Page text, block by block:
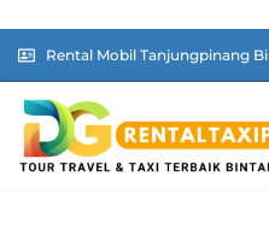
Rental Mobil Tanjungpinang